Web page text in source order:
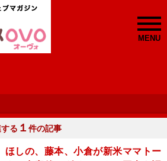
MENU
する １ 件の記事
ほしの、藤本、小倉が新米ママトー